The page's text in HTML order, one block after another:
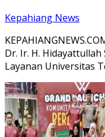
Kepahiang News
Dr. Ir. H.
Layanan Universitas